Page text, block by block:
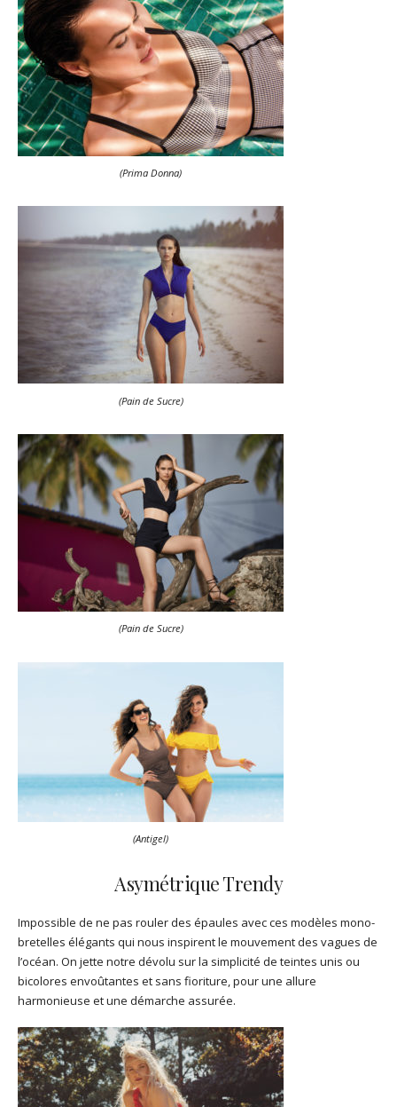
(Prima Donna)
(Pain de Sucre)
(Pain de Sucre)
(Antigel)
Asymétrique Trendy
Impossible de ne pas rouler des épaules avec ces modèles mono-
bretelles élégants qui nous inspirent le mouvement des vagues de
l’océan. On jette notre dévolu sur la simplicité de teintes unis ou
bicolores envoûtantes et sans fioriture, pour une allure
harmonieuse et une démarche assurée.